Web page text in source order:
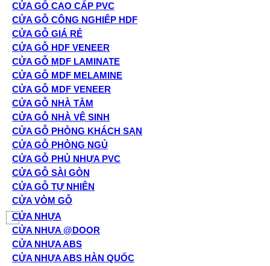
CỬA GỖ CAO CẤP PVC
CỬA GỖ CÔNG NGHIỆP HDF
CỬA GỖ GIÁ RẺ
CỬA GỖ HDF VENEER
CỬA GỖ MDF LAMINATE
CỬA GỖ MDF MELAMINE
CỬA GỖ MDF VENEER
CỬA GỖ NHÀ TẮM
CỬA GỖ NHÀ VỆ SINH
CỬA GỖ PHÒNG KHÁCH SẠN
CỬA GỖ PHÒNG NGỦ
CỬA GỖ PHỦ NHỰA PVC
CỬA GỖ SÀI GÒN
CỬA GỖ TỰ NHIÊN
CỬA VÒM GỖ
CỬA NHỰA
CỬA NHỰA @DOOR
CỬA NHỰA ABS
CỬA NHỰA ABS HÀN QUỐC